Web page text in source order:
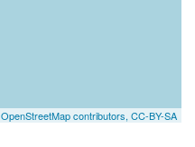
OpenStreetMap contributors, CC-BY-SA